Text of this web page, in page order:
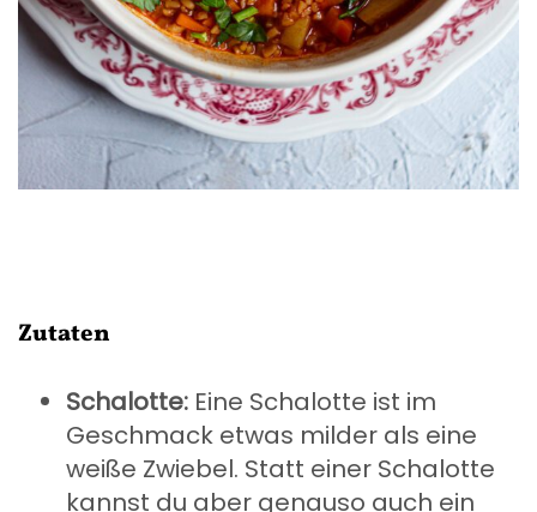
Zutaten
Schalotte: Eine Schalotte ist im
Geschmack etwas milder als eine
weiße Zwiebel. Statt einer Schalotte
kannst du aber genauso auch ein